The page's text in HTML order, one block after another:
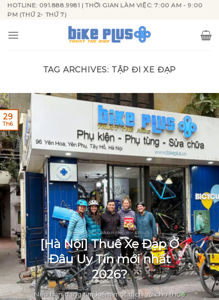
Skip
content
HOTLINE: 091.888.9981 | THỜI GIAN LÀM VIỆC: 7:00 AM - 9:00
PM (THỨ 2- THỨ 7)
TAG ARCHIVES: TẬP ĐI XE ĐẠP
CHÍNH SÁCH BÁN HÀNG BIKEPLUS
[Hà Nội] Thuê Xe Đạp Ở
Đâu Uy Tín mới nhất
2026?
Nếu bạn đang tìm kiếm một dịch vụ cho thuê
29
Th6